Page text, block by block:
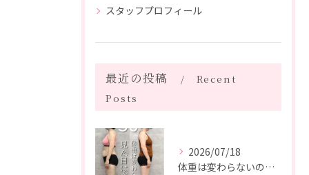
スタッフプロフィール
最近の投稿
Recent
Posts
2026/07/18
体重は変わらないのに、見た目は変わった。